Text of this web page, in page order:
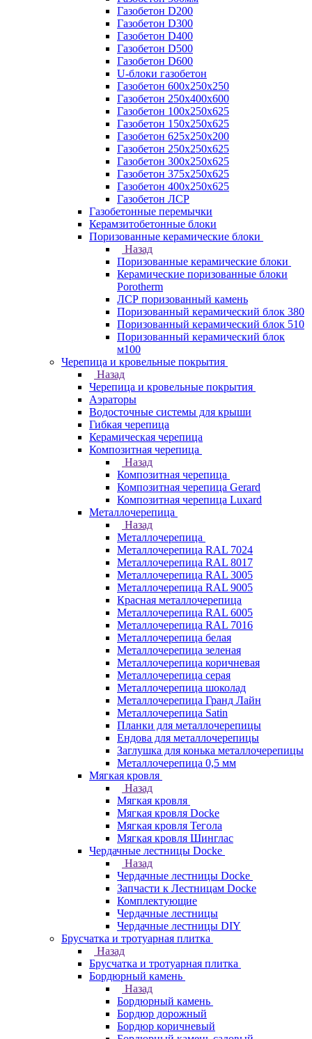
Газобетон D200
Газобетон D300
Газобетон D400
Газобетон D500
Газобетон D600
U-блоки газобетон
Газобетон 600x250x250
Газобетон 250x400x600
Газобетон 100х250х625
Газобетон 150х250х625
Газобетон 625х250х200
Газобетон 250х250х625
Газобетон 300х250х625
Газобетон 375х250х625
Газобетон 400х250х625
Газобетон ЛСР
Газобетонные перемычки
Керамзитобетонные блоки
Поризованные керамические блоки
Назад
Поризованные керамические блоки
Керамические поризованные блоки
Porotherm
ЛСР поризованный камень
Поризованный керамический блок 380
Поризованный керамический блок 510
Поризованный керамический блок
м100
Черепица и кровельные покрытия
Назад
Черепица и кровельные покрытия
Аэраторы
Водосточные системы для крыши
Гибкая черепица
Керамическая черепица
Композитная черепица
Назад
Композитная черепица
Композитная черепица Gerard
Композитная черепица Luxard
Металлочерепица
Назад
Металлочерепица
Металлочерепица RAL 7024
Металлочерепица RAL 8017
Металлочерепица RAL 3005
Металлочерепица RAL 9005
Красная металлочерепица
Металлочерепица RAL 6005
Металлочерепица RAL 7016
Металлочерепица белая
Металлочерепица зеленая
Металлочерепица коричневая
Металлочерепица серая
Металлочерепица шоколад
Металлочерепица Гранд Лайн
Металлочерепица Satin
Планки для металлочерепицы
Ендова для металлочерепицы
Заглушка для конька металлочерепицы
Металлочерепица 0,5 мм
Мягкая кровля
Назад
Мягкая кровля
Мягкая кровля Docke
Мягкая кровля Тегола
Мягкая кровля Шинглас
Чердачные лестницы Docke
Назад
Чердачные лестницы Docke
Запчасти к Лестницам Docke
Комплектующие
Чердачные лестницы
Чердачные лестницы DIY
Брусчатка и тротуарная плитка
Назад
Брусчатка и тротуарная плитка
Бордюрный камень
Назад
Бордюрный камень
Бордюр дорожный
Бордюр коричневый